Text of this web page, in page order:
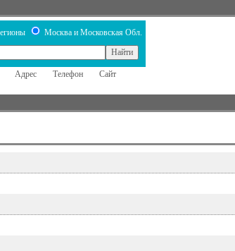
Москва и Московская Обл.
Адрес Телефон Сайт